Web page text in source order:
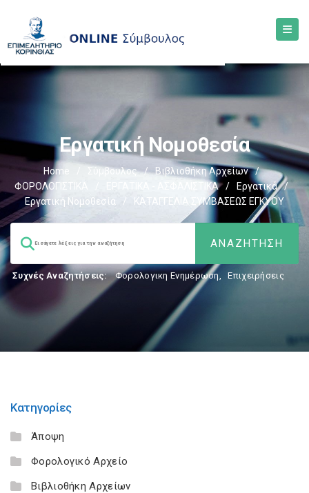
Εργατική Νομοθεσία
Home Σύμβουλος / Βιβλιοθήκη Αρχείων
/
ΦΟΡΟΛΟΓΙΣΤΙΚΑ
ΕΡΓΑΤΙΚΑ - ΑΣΦΑΛΙΣΤΙΚΑ / Εργατικά
/
Εργατική Νομοθεσία
/ ΚΑΤΑΓΓΕΛΙΑ ΣΥΜΒΑΣΕΩΣ ΕΓΚΥΟΥ
Συχνές Αναζητήσεις: Φορολογικη Ενημέρωση, Επιχειρήσεις
Κατηγορίες
Άποψη
Φορολογικό Αρχείο
Βιβλιοθήκη Αρχείων